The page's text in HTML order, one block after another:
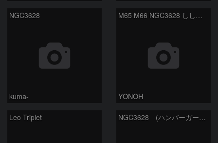
NGC3628
kuma-
M65 M66 NGC3628 しし座のトリオ
YONOH
Leo Triplet NGC3628 (ハンバーガー銀河）